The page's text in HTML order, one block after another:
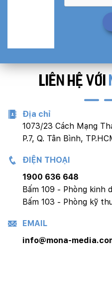
LIÊN HỆ VỚI
Địa chỉ
1073/23 Cách Mạng
P.7, Q. Tân Bình,
ĐIỆN THOẠI
1900 636 648
Bấm 109 - Phòng kinh
Bấm 103 - Phòng kỹ
EMAIL
info@mona-